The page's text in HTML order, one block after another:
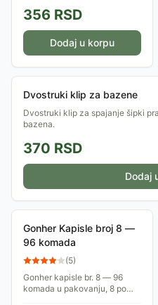
356 RSD
Dodaj u korpu
Dvostruki klip za bazene
Dvostruki klip za spajanje šipki
bazena.
370 RSD
Dodaj
Gonher Kapisle broj 8 —
96 komada
(5)
Gonher kapisle br. 8 — 96
komada u pakovanju, 8 po